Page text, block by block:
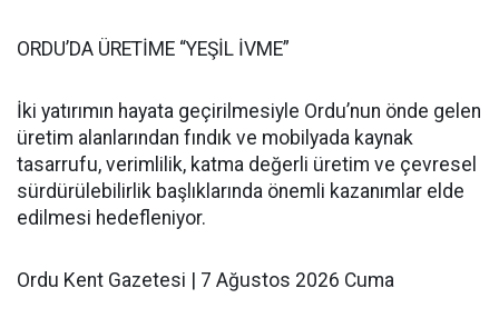
ORDU’DA ÜRETİME “YEŞİL İVME”
İki yatırımın hayata geçirilmesiyle Ordu’nun önde gelen
üretim alanlarından fındık ve mobilyada kaynak
tasarrufu, verimlilik, katma değerli üretim ve çevresel
sürdürülebilirlik başlıklarında önemli kazanımlar elde
edilmesi hedefleniyor.
Ordu Kent Gazetesi | 7 Ağustos 2026 Cuma